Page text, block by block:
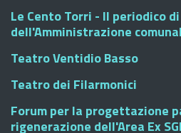
Le Cento Torri - Il periodico
dell'Amministrazione
Teatro Ventidio Basso
Teatro dei Filarmonici
Forum per la progettazione
rigenerazione dell'Area Ex